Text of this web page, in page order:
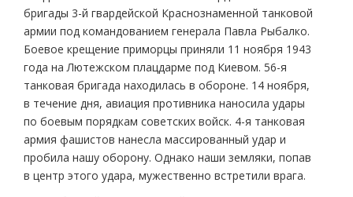
бригады 3-й гвардейской Краснознаменной танковой
армии под командованием генерала Павла Рыбалко.
Боевое крещение приморцы приняли 11 ноября 1943
года на Лютежском плацдарме под Киевом. 56-я
танковая бригада находилась в обороне. 14 ноября,
в течение дня, авиация противника наносила удары
по боевым порядкам советских войск. 4-я танковая
армия фашистов нанесла массированный удар и
пробила нашу оборону. Однако наши земляки, попав
в центр этого удара, мужественно встретили врага.